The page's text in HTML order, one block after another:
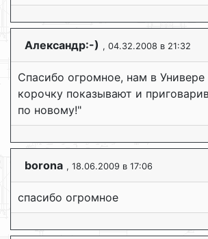
Александр:-) , 04.32.2008 в 21:32
Спасибо огромное, нам в Универе
корочку показывают и
по новому!"
borona , 18.06.2009 в 17:06
спасибо огромное